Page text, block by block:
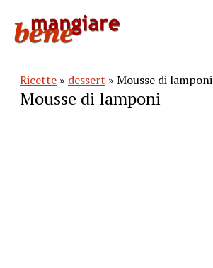
Ricette » dessert » Mousse di lamponi
Mousse di lamponi